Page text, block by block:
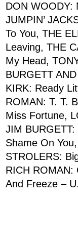
DON WOODY:
JUMPIN’
To You, THE
Leaving, THE
My Head,
BURGETT
KIRK: Ready
ROMAN: T. T.
Miss Fortune,
JIM BURGETT:
Shame On
STROLERS:
RICH ROMAN:
And Freeze –